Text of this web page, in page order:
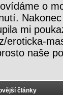
o
mi
eroticka-
naše
články